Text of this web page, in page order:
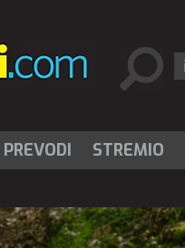
PREVODI STREMIO